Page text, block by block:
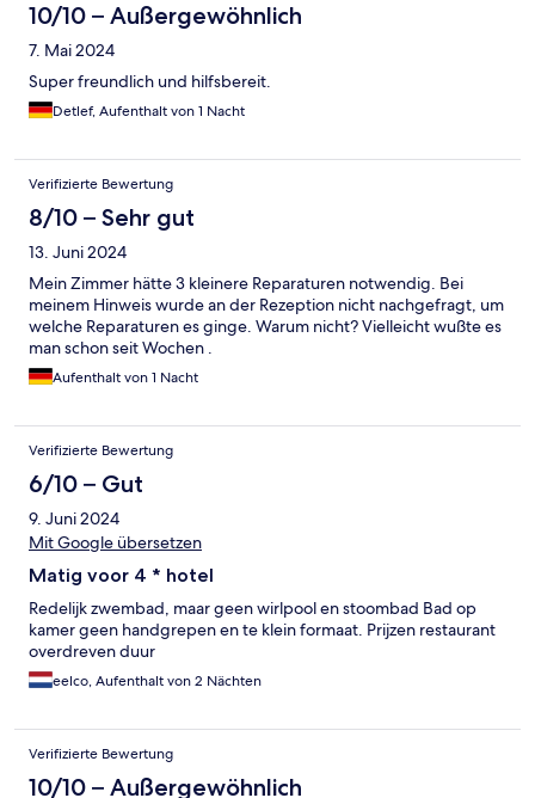
10/10 – Außergewöhnlich
7. Mai 2024
Super freundlich und hilfsbereit.
Detlef, Aufenthalt von 1 Nacht
Verifizierte Bewertung
8/10 – Sehr gut
13. Juni 2024
Mein Zimmer hätte 3 kleinere Reparaturen notwendig. Bei
meinem Hinweis wurde an der Rezeption nicht nachgefragt, um
welche Reparaturen es ginge. Warum nicht? Vielleicht wußte es
man schon seit Wochen .
Aufenthalt von 1 Nacht
Verifizierte Bewertung
6/10 – Gut
9. Juni 2024
Mit Google übersetzen
Matig voor 4 * hotel
Redelijk zwembad, maar geen wirlpool en stoombad Bad op
kamer geen handgrepen en te klein formaat. Prijzen restaurant
overdreven duur
eelco, Aufenthalt von 2 Nächten
Verifizierte Bewertung
10/10 – Außergewöhnlich